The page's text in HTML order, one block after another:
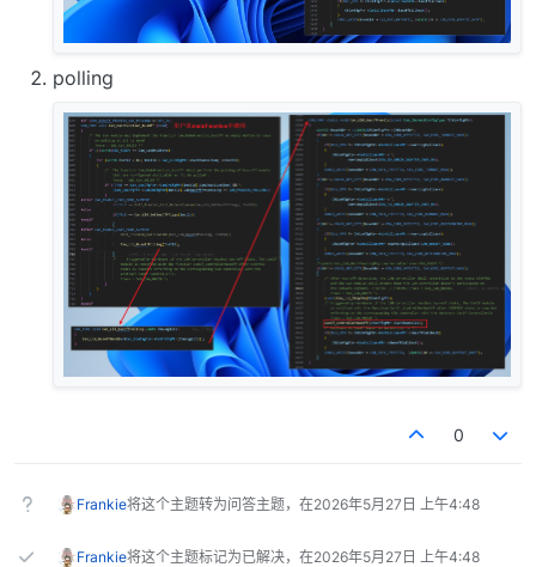
polling
0
Frankie将这个主题转为问答主题，在2026年5月27日 上午4:48
Frankie将这个主题标记为已解决，在2026年5月27日 上午4:48